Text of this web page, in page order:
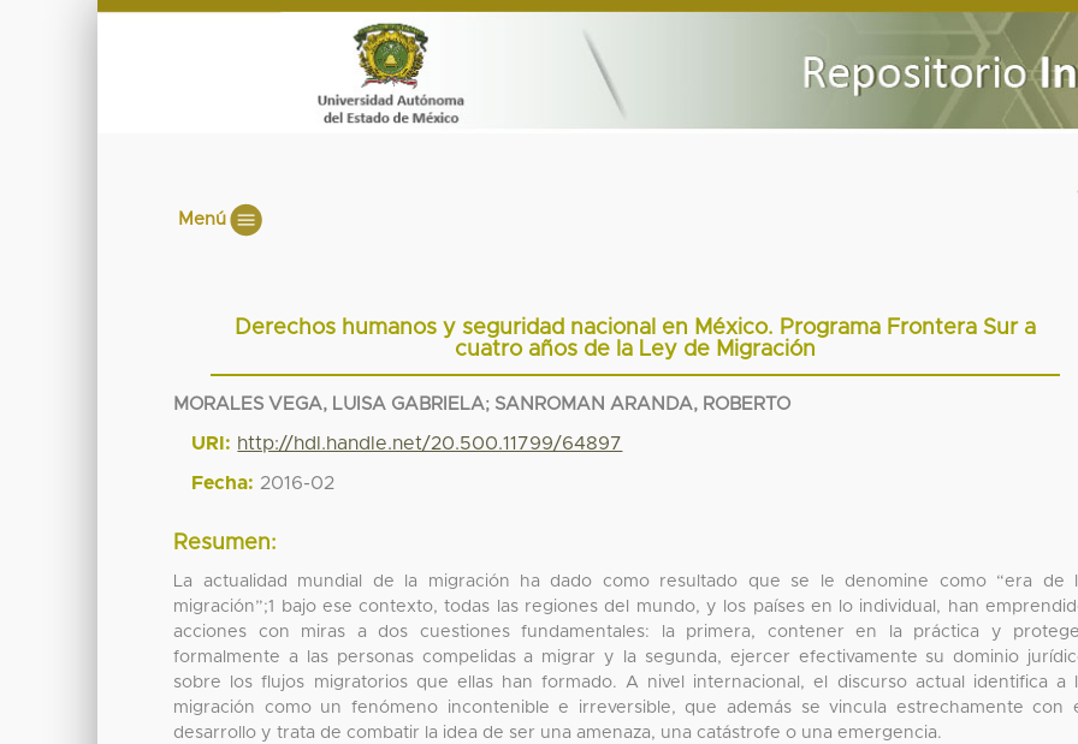
Menú
Derechos humanos y seguridad nacional en México. Programa Frontera Sur a
cuatro años de la Ley de Migración
MORALES VEGA, LUISA GABRIELA; SANROMAN ARANDA, ROBERTO
URI: http://hdl.handle.net/20.500.11799/64897
Fecha: 2016-02
Resumen:
La actualidad mundial de la migración ha dado como resultado que se le denomine como “era de
migración”;1 bajo ese contexto, todas las regiones del mundo, y los países en lo individual, han
acciones con miras a dos cuestiones fundamentales: la primera, contener en la práctica y
formalmente a las personas compelidas a migrar y la segunda, ejercer efectivamente su dominio
sobre los flujos migratorios que ellas han formado. A nivel internacional, el discurso actual identifica a
migración como un fenómeno incontenible e irreversible, que además se vincula estrechamente con
desarrollo y trata de combatir la idea de ser una amenaza, una catástrofe o una emergencia.